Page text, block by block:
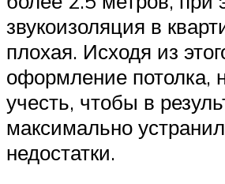
звукоизоляция в
плохая. Исходя из
оформление потолка,
учесть, чтобы в
максимально
недостатки.